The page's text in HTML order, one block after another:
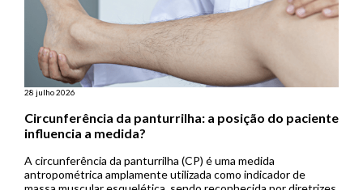
28 julho 2026
Circunferência da panturrilha: a posição do paciente
influencia a medida?
A circunferência da panturrilha (CP) é uma medida
antropométrica amplamente utilizada como indicador de